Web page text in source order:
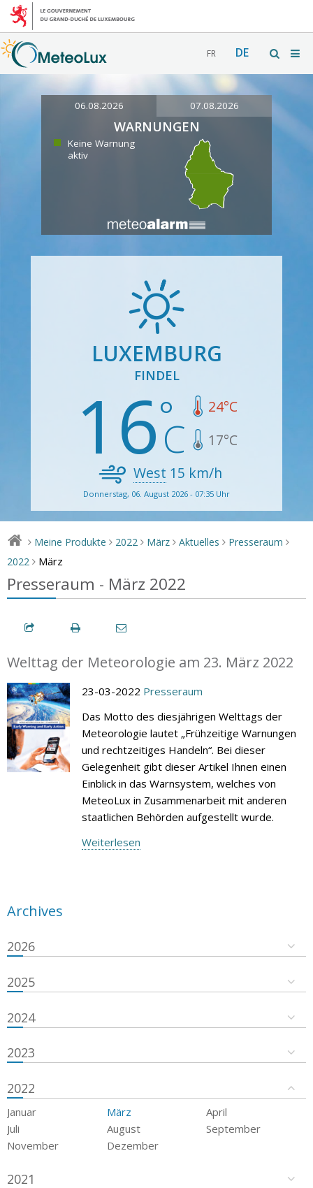
FR DE
06.08.2026 07.08.2026
WARNUNGEN
Keine Warnung
aktiv
LUXEMBURG
FINDEL
16 24°C
17°C
West 15 km/h
Donnerstag, 06. August 2026 - 07:35 Uhr
> Meine Produkte > 2022 > März > Aktuelles > Presseraum >
2022 > März
Presseraum - März 2022
Welttag der Meteorologie am 23. März 2022
23-03-2022 Presseraum
Das Motto des diesjährigen Welttags der
Meteorologie lautet „Frühzeitige Warnungen
und rechtzeitiges Handeln“. Bei dieser
Gelegenheit gibt dieser Artikel Ihnen einen
Einblick in das Warnsystem, welches von
MeteoLux in Zusammenarbeit mit anderen
staatlichen Behörden aufgestellt wurde.
Weiterlesen
Archives
2026
2025
2024
2023
2022
Januar März
April
Juli
August
September
November
Dezember
2021